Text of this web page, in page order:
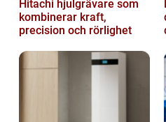
Hitachi hjulgrävare som
kombinerar kraft,
precision och rörlighet